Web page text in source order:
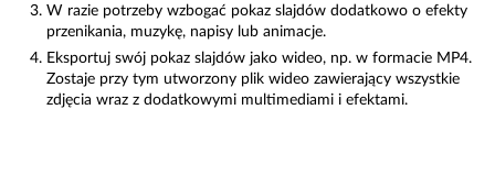
W razie potrzeby wzbogać pokaz slajdów dodatkowo o efekty
przenikania, muzykę, napisy lub animacje.
Eksportuj swój pokaz slajdów jako wideo, np. w formacie MP4.
Zostaje przy tym utworzony plik wideo zawierający wszystkie
zdjęcia wraz z dodatkowymi multimediami i efektami.